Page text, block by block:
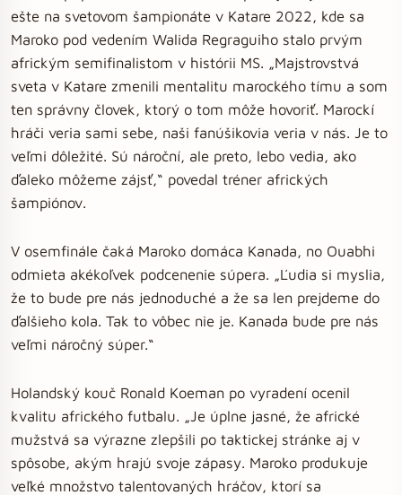
ešte na svetovom šampionáte v Katare 2022, kde sa
Maroko pod vedením Walida Regraguiho stalo prvým
africkým semifinalistom v histórii MS. „Majstrovstvá
sveta v Katare zmenili mentalitu marockého tímu a som
ten správny človek, ktorý o tom môže hovoriť. Marockí
hráči veria sami sebe, naši fanúšikovia veria v nás. Je to
veľmi dôležité. Sú nároční, ale preto, lebo vedia, ako
ďaleko môžeme zájsť,“ povedal tréner afrických
šampiónov.
V osemfinále čaká Maroko domáca Kanada, no Ouabhi
odmieta akékoľvek podcenenie súpera. „Ľudia si myslia,
že to bude pre nás jednoduché a že sa len prejdeme do
ďalšieho kola. Tak to vôbec nie je. Kanada bude pre nás
veľmi náročný súper.“
Holandský kouč Ronald Koeman po vyradení ocenil
kvalitu afrického futbalu. „Je úplne jasné, že africké
mužstvá sa výrazne zlepšili po taktickej stránke aj v
spôsobe, akým hrajú svoje zápasy. Maroko produkuje
veľké množstvo talentovaných hráčov, ktorí sa